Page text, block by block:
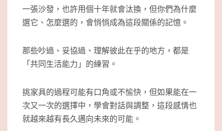
一張沙發，也許用個十年就會汰換，但你們為什麼
選它、怎麼選的，會悄悄成為這段關係的記憶。
那些吵過、妥協過、理解彼此在乎的地方，都是
「共同生活能力」的練習。
挑家具的過程可能有口角或不愉快，但如果能在一
次又一次的選擇中，學會對話與調整，這段感情也
就越來越有長久邁向未來的可能。